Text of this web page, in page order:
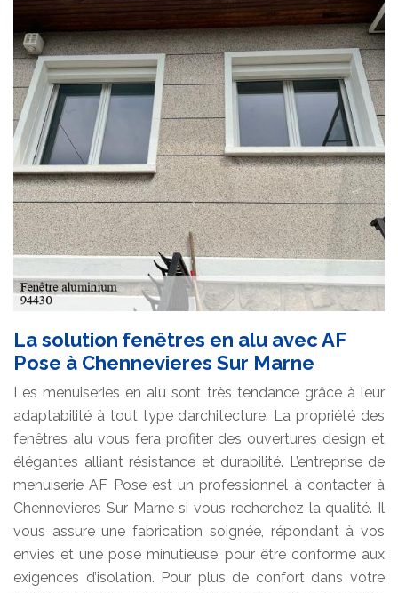
La solution fenêtres en alu avec AF
Pose à Chennevieres Sur Marne
Les menuiseries en alu sont très tendance grâce à leur
adaptabilité à tout type d’architecture. La propriété des
fenêtres alu vous fera profiter des ouvertures design et
élégantes alliant résistance et durabilité. L’entreprise de
menuiserie AF Pose est un professionnel à contacter à
Chennevieres Sur Marne si vous recherchez la qualité. Il
vous assure une fabrication soignée, répondant à vos
envies et une pose minutieuse, pour être conforme aux
exigences d’isolation. Pour plus de confort dans votre